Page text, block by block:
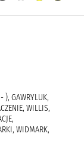
), GAWRYLUK,
WILLIS,
WIDMARK,